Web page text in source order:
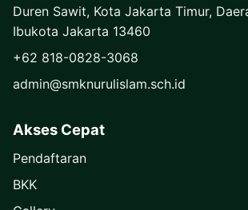
Duren Sawit, Kota Jakarta Timur,
Ibukota Jakarta 13460
+62 818-0828-3068
admin@smknurulislam.sch.id
Akses Cepat
Pendaftaran
BKK